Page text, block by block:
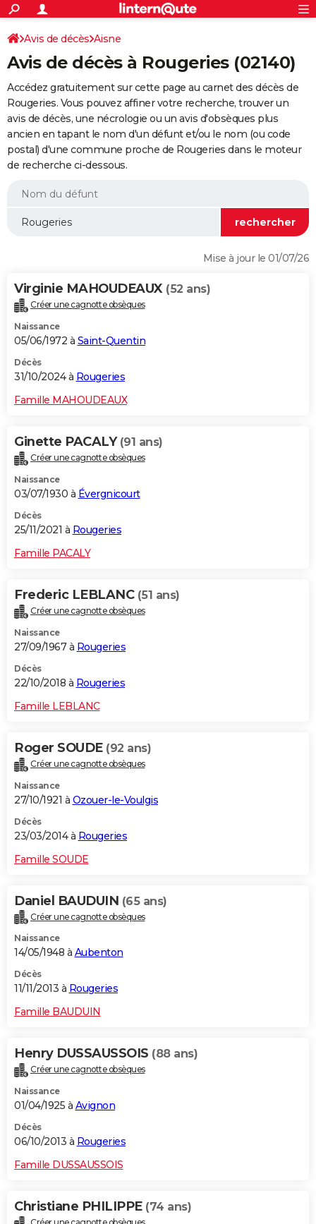
ACTUALITÉS
Politique
Société
Faits Divers
Education
Monde
Villes
+
SPORT
Coupe du monde 2026
Football
Tennis
Cyclisme
Rugby
Forum
Programme TV
TNT
Streaming
Cinéma
Sorties cinéma
Musique
+
FINANCE
Retraite
Impôts
Epargne
Immobilier
Risques naturels par ville
Banque
Assurance
Crédit
AUTO
Essais
Réserver un essai
Citadines
Berlines
SUV
Forum auto
+
HIGH-TECH
BRICOLAGE
WEEK-END
Alimentation
Guide de la santé
Maladies
Médicaments
Sommeil
VOYAGE
Destinations
City break
Voyage nature
Voyage de noces
Forum
Climat
+PHOTO
GUIDES D'ACHAT
Carte de Noël
Carte Bonne année
Carte Saint-Valentin
Carte Pâques
Carte d'anniversaire
DICTIONNAIRE
Dictionnaire
Biographies
Citations
Expressions
Proverbes
PROGRAMME TV
S'inscrire
Se connecter
Lycées
Collèges
Primaires
Universités
Entreprises
Service militaire
Avis de recherche
AVIS DE DÉCÈS
FORUM
Bricolage
Culture
Television
Voyage
Avis de décès Aisne
Avis de décès à Rougeries (02140)
Accédez gratuitement sur cette page au carnet des décès de
Rougeries. Vous pouvez affiner votre recherche, trouver un
avis de décès, une nécrologie ou un avis d'obsèques plus
ancien en tapant le nom d'un défunt et/ou le nom (ou code
postal) d'une commune proche de Rougeries dans le moteur
de recherche ci-dessous.
Mise à jour le 01/07/26
Virginie MAHOUDEAUX (52 ans)
Créer une cagnotte obsèques
Naissance
05/06/1972 à Saint-Quentin
Décès
31/10/2024 à Rougeries
Famille MAHOUDEAUX
Ginette PACALY (91 ans)
Créer une cagnotte obsèques
Naissance
03/07/1930 à Évergnicourt
Décès
25/11/2021 à Rougeries
Famille PACALY
Frederic LEBLANC (51 ans)
Créer une cagnotte obsèques
Naissance
27/09/1967 à Rougeries
Décès
22/10/2018 à Rougeries
Famille LEBLANC
Roger SOUDE (92 ans)
Créer une cagnotte obsèques
Naissance
27/10/1921 à Ozouer-le-Voulgis
Décès
23/03/2014 à Rougeries
Famille SOUDE
Daniel BAUDUIN (65 ans)
Créer une cagnotte obsèques
Naissance
14/05/1948 à Aubenton
Décès
11/11/2013 à Rougeries
Famille BAUDUIN
Henry DUSSAUSSOIS (88 ans)
Créer une cagnotte obsèques
Naissance
01/04/1925 à Avignon
Décès
06/10/2013 à Rougeries
Famille DUSSAUSSOIS
Christiane PHILIPPE (74 ans)